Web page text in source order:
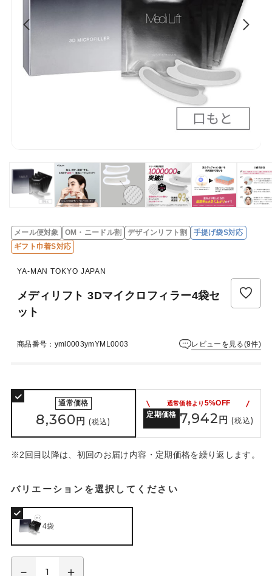
メール便対象 OM・ニードル割 デザインリフト割
手提げ袋S対応
ギフト巾着S対応
YA-MAN TOKYO JAPAN
メディリフト 3Dマイクロフィラー4袋セ
ット
商品番号：yml0003ymYML0003 レビューを見る(9件)
通常価格
8,360 円 (税込)
通常価格より 5%OFF
定期価格 7,942 円 (税込)
※2回目以降は、初回のお届け内容・定期価格を繰り返します。
バリエーションを選択してください
4袋